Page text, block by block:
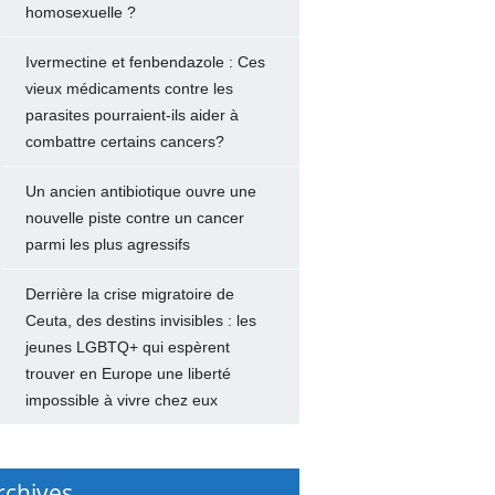
homosexuelle ?
Ivermectine et fenbendazole : Ces
vieux médicaments contre les
parasites pourraient-ils aider à
combattre certains cancers?
Un ancien antibiotique ouvre une
nouvelle piste contre un cancer
parmi les plus agressifs
Derrière la crise migratoire de
Ceuta, des destins invisibles : les
jeunes LGBTQ+ qui espèrent
trouver en Europe une liberté
impossible à vivre chez eux